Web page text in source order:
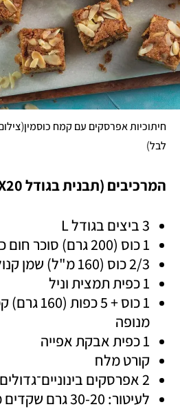
חיתוכיות אפרסקים עם קמח כוסמין(
לבל)
המרכיבים (תבנית בגודל 30X20 ס"מ)
3 ביצים בגודל L
1 כוס (200 גרם) סוכר חום כהה
2/3 כוס (160 מ"ל) שמן קנולה
1 כפית תמצית וניל
מנופה
1 כפית אבקת אפייה
קורט מלח
2 אפרסקים בינוניים־גדולים (כ־300 גרם)
לעיטור: 30-20 גרם שקדים מולבנים פרוסים